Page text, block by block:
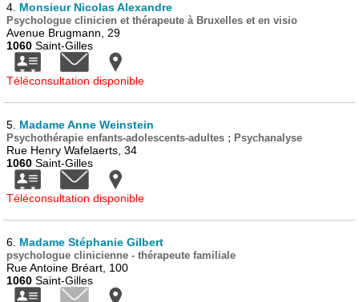
4. Monsieur Nicolas Alexandre
Psychologue clinicien et thérapeute à Bruxelles et en visio
Avenue Brugmann, 29
1060 Saint-Gilles
Téléconsultation disponible
5. Madame Anne Weinstein
Psychothérapie enfants-adolescents-adultes ; Psychanalyse
Rue Henry Wafelaerts, 34
1060 Saint-Gilles
Téléconsultation disponible
6. Madame Stéphanie Gilbert
psychologue clinicienne - thérapeute familiale
Rue Antoine Bréart, 100
1060 Saint-Gilles